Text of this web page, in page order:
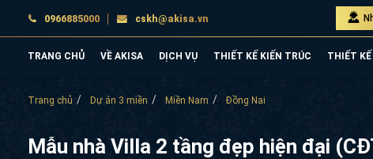
0966885000 cskh@akisa.vn
TRANG CHỦ VỀ AKISA DỊCH VỤ THIẾT KẾ KIẾN TRÚC THIẾT
Trang chủ Dự án 3 miền Miền Nam Đồng Nai
Mẫu nhà Villa 2 tầng đẹp hiện đại